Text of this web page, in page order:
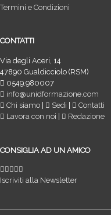
Termini e Condizioni
CONTATTI
Via degli Aceri, 14
47890 Gualdicciolo (RSM)
0549.980007
info@unidformazione.com
Chi siamo
Sedi
Contatti
Lavora con noi
Redazione
CONSIGLIA AD UN AMICO
Iscriviti alla Newsletter